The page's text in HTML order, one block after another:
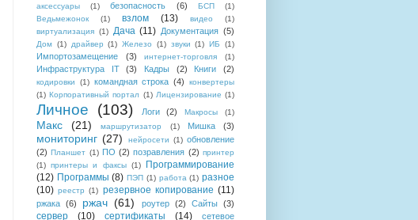
аксессуары (1) безопасность (6) БСП
(1)
Ведьмежонок
(1) взлом (13) видео
(1)
виртуализация (1) Дача (11) Документация (5)
Дом (1) драйвер (1) Железо (1) звуки (1) ИБ (1)
Импортозамещение (3) интернет-торговля (1)
Инфраструктура IT (3) Кадры (2) Книги (2)
кодировки (1) командная строка (4)
конвертеры
(1) Корпоративный портал (1) Лицензирование (1)
Личное (103) Логи (2) Макросы (1)
Макс (21) маршрутизатор (1) Мишка (3)
мониторинг (27) нейросети (1) обновление
(2) Планшет (1) ПО (2) позравления (2) принтер
(1) принтеры и факсы (1)
Программирование
(12) Программы (8) ПЭП (1) работа (1) разное
(10) реестр (1) резервное копирование (11)
ржака (6) ржач (61) роутер (2) Сайты (3)
сервер (10) сертификаты (14)
сетевое